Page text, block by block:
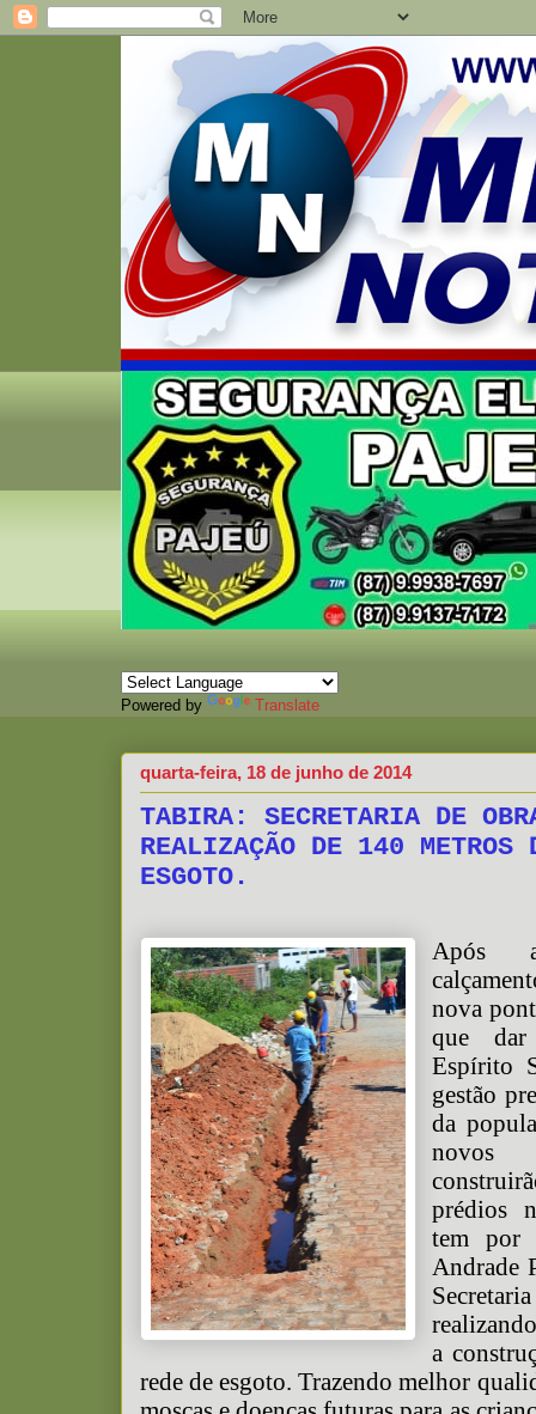
Powered by Translate
quarta-feira, 18 de junho de 2014
TABIRA: SECRETARIA DE
REALIZAÇÃO DE 140 METROS
ESGOTO.
Após
nova
que
Espírito
gestão
da
novos
prédios
tem por
Andrade
a
rede de esgoto. Trazendo melhor